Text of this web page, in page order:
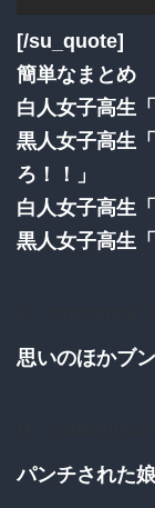
[/su_quote]
簡単なまとめ
白人女子高生
黒人女子高生
ろ！！」
白人女子高生「
黒人女子高生
思いのほかブ
パンチされた